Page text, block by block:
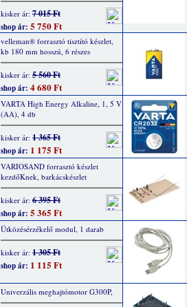
kisker ár: 7 015 Ft
shop ár: 5 750 Ft
velleman® forrasztó tisztító készlet,
kb 180 mm hosszú, 6 részes
kisker ár: 5 560 Ft
shop ár: 4 680 Ft
VARTA High Energy Alkaline, 1, 5 V
(AA), 4 db
kisker ár: 1 365 Ft
shop ár: 1 175 Ft
VARIOSAND forrasztó készlet
kezdőKnek, barkácskészlet
kisker ár: 6 395 Ft
shop ár: 5 365 Ft
Ütközésérzékelő modul, 1 darab
kisker ár: 1 305 Ft
shop ár: 1 115 Ft
Univerzális meghajtómotor G300P,